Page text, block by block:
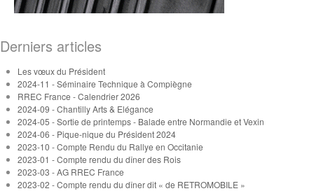
Derniers articles
Les vœux du Président
2024-11 - Séminaire Technique à Compiègne
RREC France - Calendrier 2026
2024-09 - Chantilly Arts & Elégance
2024-05 - Sortie de printemps - Balade entre Normandie et Vexin
2024-06 - Pique-nique du Président 2024
2023-10 - Compte Rendu du Rallye en Occitanie
2023-01 - Compte rendu du dîner des Rois
2023-03 - AG RREC France
2023-02 - Compte rendu du dîner dit « de RETROMOBILE »